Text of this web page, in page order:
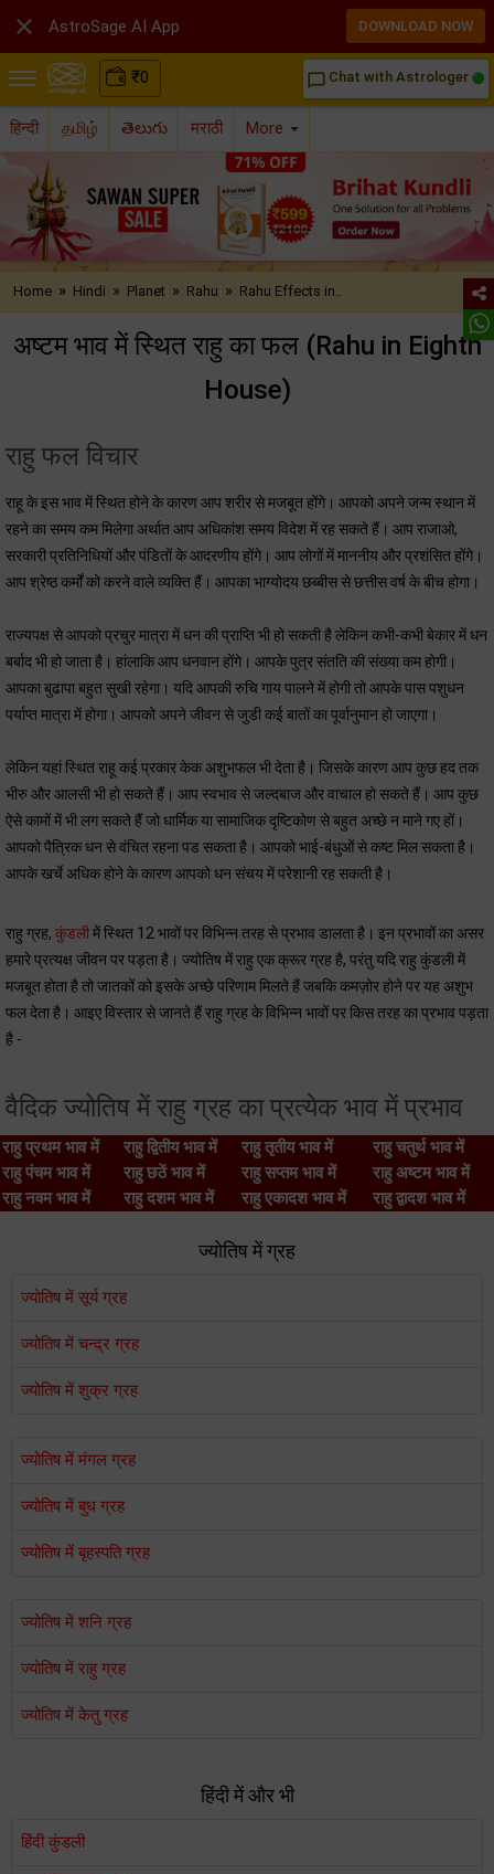
₹0 chat_bubble_outline Chat with Astrologer
हिन्दी தமிழ் తెలుగు मराठी More
Home » Hindi » Planet » Rahu » Rahu Effects in..
अष्टम भाव में स्थित राहु का फल (Rahu in Eighth
House)
राहु फल विचार
राहू के इस भाव में स्थित होने के कारण आप शरीर से मजबूत होंगे। आपको अपने जन्म स्थान में
रहने का समय कम मिलेगा अर्थात आप अधिकांश समय विदेश में रह सकते हैं। आप राजाओ,
सरकारी प्रतिनिधियों और पंडितों के आदरणीय होंगे। आप लोगों में माननीय और प्रशंसित होंगे।
आप श्रेष्ठ कर्मों को करने वाले व्यक्ति हैं। आपका भाग्योदय छब्बीस से छत्तीस वर्ष के बीच होगा।
राज्यपक्ष से आपको प्रचुर मात्रा में धन की प्राप्ति भी हो सकती है लेकिन कभी-कभी बेकार में धन
बर्बाद भी हो जाता है। हांलाकि आप धनवान होंगे। आपके पुत्र संतति की संख्या कम होगी।
आपका बुढापा बहुत सुखी रहेगा। यदि आपकी रुचि गाय पालने में होगी तो आपके पास पशुधन
पर्याप्त मात्रा में होगा। आपको अपने जीवन से जुडी कई बातों का पूर्वानुमान हो जाएगा।
लेकिन यहां स्थित राहू कई प्रकार केक अशुभफल भी देता है। जिसके कारण आप कुछ हद तक
भीरु और आलसी भी हो सकते हैं। आप स्वभाव से जल्दबाज और वाचाल हो सकते हैं। आप कुछ
ऐसे कामों में भी लग सकते हैं जो धार्मिक या सामाजिक दृष्टिकोण से बहुत अच्छे न माने गए हों।
आपको पैत्रिक धन से वंचित रहना पड सकता है। आपको भाई-बंधुओं से कष्ट मिल सकता है।
आपके खर्चे अधिक होने के कारण आपको धन संचय में परेशानी रह सकती है।
राहु ग्रह, कुंडलीमें स्थित 12 भावों पर विभिन्न तरह से प्रभाव डालता है। इन प्रभावों का असर
हमारे प्रत्यक्ष जीवन पर पड़ता है। ज्योतिष में राहु एक क्रूर ग्रह है, परंतु यदि राहु कुंडली में
मजबूत होता है तो जातकों को इसके अच्छे परिणाम मिलते हैं जबकि कमज़ोर होने पर यह अशुभ
फल देता है। आइए विस्तार से जानते हैं राहु ग्रह के विभिन्न भावों पर किस तरह का प्रभाव पड़ता
है -
वैदिक ज्योतिष में राहु ग्रह का प्रत्येक भाव में प्रभाव
राहु प्रथम भाव में राहु द्वितीय भाव में राहु तृतीय भाव में
राहु चतुर्थ भाव में
राहु पंचम भाव में
राहु छठें भाव में राहु सप्तम भाव में
राहु अष्टम भाव में
राहु नवम भाव में
राहु दशम भाव में राहु एकादश भाव में राहु द्वादश भाव में
ज्योतिष में ग्रह
ज्योतिष में सूर्य ग्रह
ज्योतिष में चन्द्र ग्रह
ज्योतिष में शुक्र ग्रह
ज्योतिष में मंगल ग्रह
ज्योतिष में बुध ग्रह
ज्योतिष में बृहस्पति ग्रह
ज्योतिष में शनि ग्रह
ज्योतिष में राहु ग्रह
ज्योतिष में केतु ग्रह
हिंदी में और भी
हिंदी कुंडली
 AstroSage AI App DOWNLOAD NOW